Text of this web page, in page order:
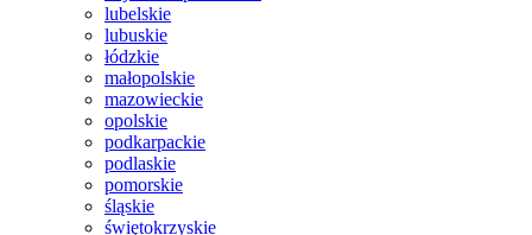
lubelskie
lubuskie
łódzkie
małopolskie
mazowieckie
opolskie
podkarpackie
podlaskie
pomorskie
śląskie
świętokrzyskie